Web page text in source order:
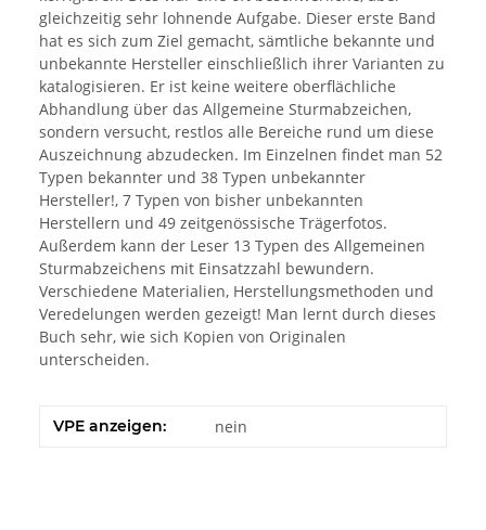
gleichzeitig sehr lohnende Aufgabe. Dieser erste Band
hat es sich zum Ziel gemacht, sämtliche bekannte und
unbekannte Hersteller einschließlich ihrer Varianten zu
katalogisieren. Er ist keine weitere oberflächliche
Abhandlung über das Allgemeine Sturmabzeichen,
sondern versucht, restlos alle Bereiche rund um diese
Auszeichnung abzudecken. Im Einzelnen findet man 52
Typen bekannter und 38 Typen unbekannter
Hersteller!, 7 Typen von bisher unbekannten
Herstellern und 49 zeitgenössische Trägerfotos.
Außerdem kann der Leser 13 Typen des Allgemeinen
Sturmabzeichens mit Einsatzzahl bewundern.
Verschiedene Materialien, Herstellungsmethoden und
Veredelungen werden gezeigt! Man lernt durch dieses
Buch sehr, wie sich Kopien von Originalen
unterscheiden.
VPE anzeigen: nein